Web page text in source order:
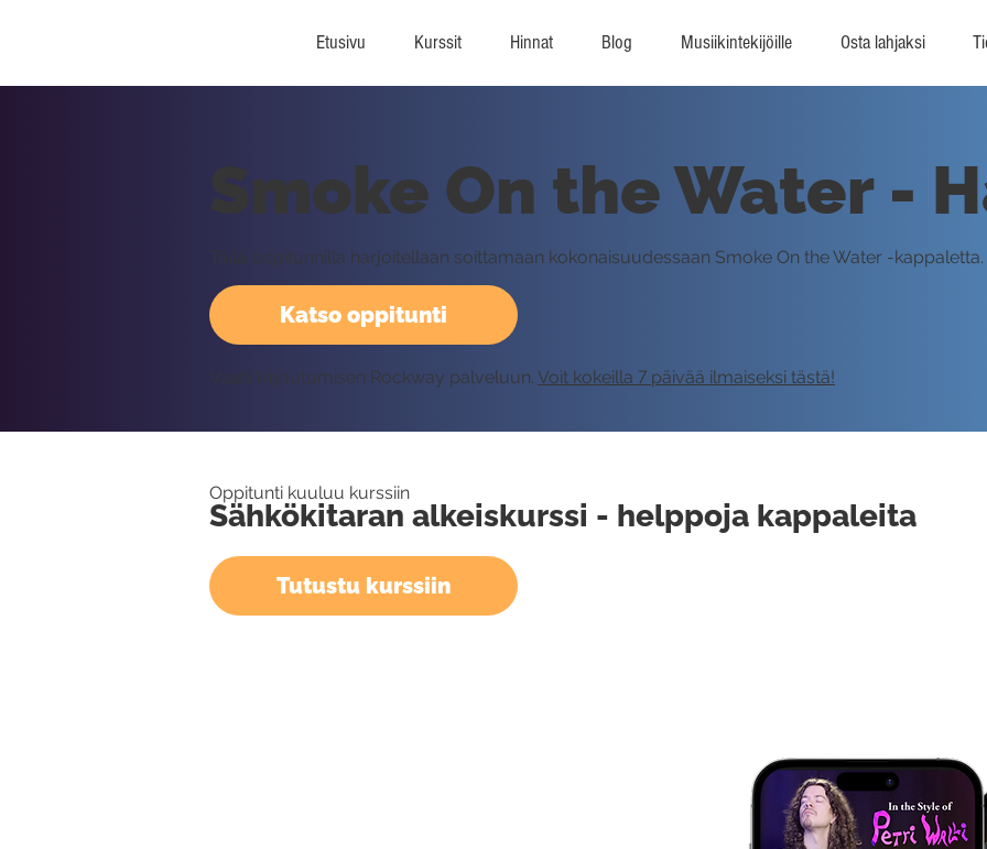
Etusivu Kurssit Hinnat Blog Musiikintekijöille Osta lahjaksi
Katso oppitunti
Smoke On the Water -
Tällä oppitunnilla harjoitellaan soittamaan kokonaisuudessaan Smoke On the Water -kappaletta.
Vaatii kirjautumisen Rockway palveluun. Voit kokeilla 7 päivää ilmaiseksi tästä!
Oppitunti kuuluu kurssiin
Sähkökitaran alkeiskurssi - helppoja kappaleita
Tutustu kurssiin